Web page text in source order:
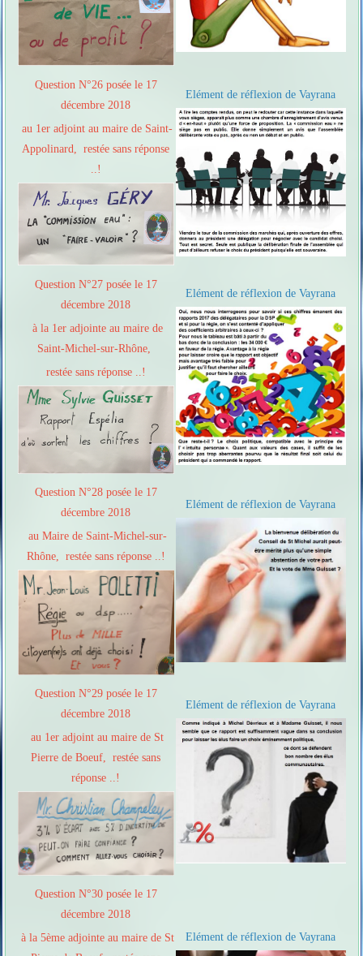
Question N°26 posée le 17
décembre 2018
au 1er adjoint au maire de Saint-
Appolinard, restée sans réponse
..!
Elément de réflexion de Vayrana
Question N°27 posée le 17
décembre 2018
à la 1er adjointe au maire de
Saint-Michel-sur-Rhône,
restée sans réponse ..!
Elément de réflexion de Vayrana
Question N°28 posée le 17
décembre 2018
au Maire de Saint-Michel-sur-
Rhône, restée sans réponse ..!
Elément de réflexion de Vayrana
Question N°29 posée le 17
décembre 2018
au 1er adjoint au maire de St
Pierre de Boeuf, restée sans
réponse ..!
Elément de réflexion de Vayrana
Question N°30 posée le 17
décembre 2018
à la 5ème adjointe au maire de St
Elément de réflexion de Vayrana